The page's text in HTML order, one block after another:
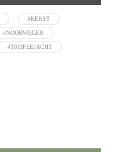
#KERST
#NOORWEGEN
#TROFEEJACHT